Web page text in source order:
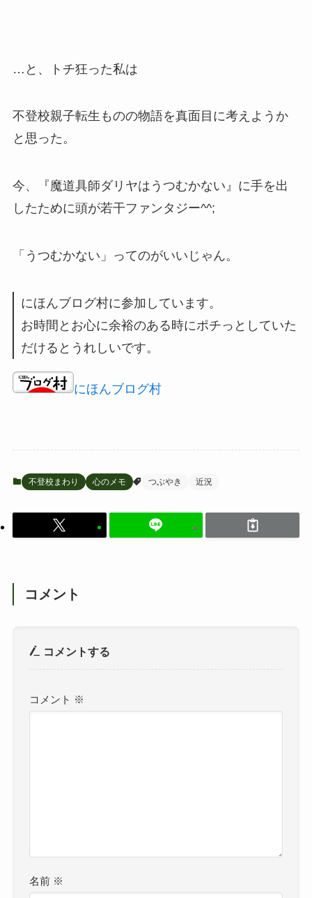
…と、トチ狂った私は
不登校親子転生ものの物語を真面目に考えようか
と思った。
今、『魔道具師ダリヤはうつむかない』に手を出
したために頭が若干ファンタジー^^;
「うつむかない」ってのがいいじゃん。
にほんブログ村に参加しています。
お時間とお心に余裕のある時にポチっとしていた
だけるとうれしいです。
にほんブログ村
不登校まわり 心のメモ つぶやき 近況
コメント
コメントする
コメント ※
名前 ※